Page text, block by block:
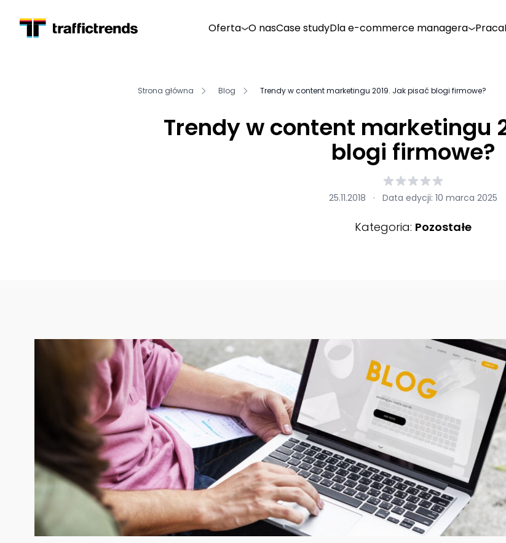
Oferta O nasCase studyDla e-commerce managera Praca
Strona główna Blog Trendy w content marketingu 2019. Jak pisać blogi firmowe?
Trendy w content marketingu
blogi firmowe?
25.11.2018 · Data edycji: 10 marca 2025
Kategoria: Pozostałe